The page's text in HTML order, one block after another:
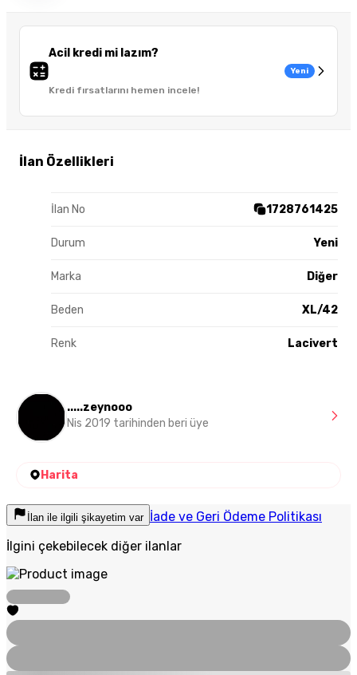
Acil kredi mi lazım?
Kredi fırsatlarını hemen incele!
Yeni
İlan Özellikleri
İlan No 1728761425
Durum Yeni
Marka Diğer
Beden XL/42
Renk Lacivert
.....zeynooo
Nis 2019 tarihinden beri üye
Harita
İlan ile ilgili şikayetim var İade ve Geri Ödeme Politikası
İlgini çekebilecek diğer ilanlar